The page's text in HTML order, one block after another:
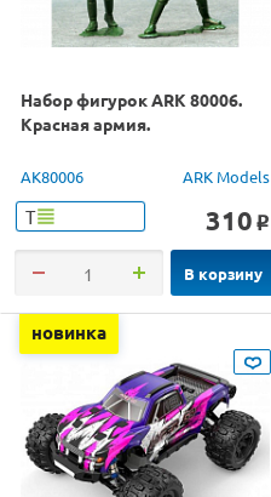
Набор фигурок ARK 80006.
Красная армия.
AK80006 ARK Models
Т 310 o
В корзину
новинка